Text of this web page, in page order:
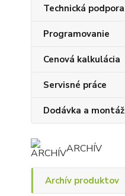
Technická podpora
Programovanie
Cenová kalkulácia
Servisné práce
Dodávka a montáž
ARCHÍV
Archív produktov